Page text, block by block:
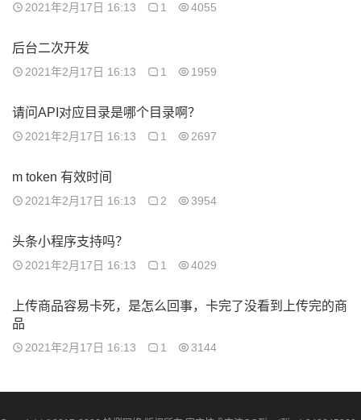
2021年2月17日 16:13 1 4055
后台二次开发
2021年2月17日 16:13 1 1959
请问API对应目录是哪个目录啊？
2021年2月17日 16:13 1 2697
m token 有效时间
2021年2月17日 16:13 2 3954
头条小程序支持吗？
2021年2月17日 16:13 1 4029
上传商品容易卡死，是怎么回事，卡完了没看到上传完的商
品
2021年2月17日 16:13 1 3144